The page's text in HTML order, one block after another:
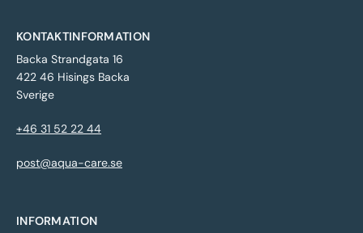
KONTAKTINFORMATION
Backa Strandgata 16
422 46 Hisings Backa
Sverige
+46 31 52 22 44
post@aqua-care.se
INFORMATION